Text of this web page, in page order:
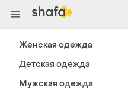
Женская одежда
Детская одежда
Мужская одежда